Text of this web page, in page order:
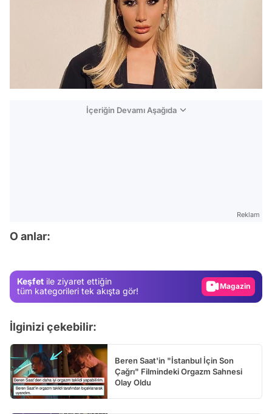
İçeriğin Devamı Aşağıda
Reklam
O anlar:
Keşfet ile ziyaret ettiğin
tüm kategorileri tek akışta gör!
Magazin
İlginizi çekebilir:
Beren Saat'in "İstanbul İçin Son
Çağrı" Filmindeki Orgazm Sahnesi
Olay Oldu